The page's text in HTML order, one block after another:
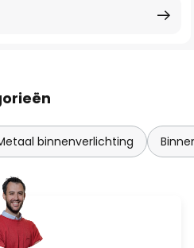
binnenverlichting